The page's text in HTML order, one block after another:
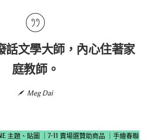
話文學大師，內心住著家
庭教師。
Meg Dai
主題、貼圖 7-11 賣場選贊助商品
手繪春聯